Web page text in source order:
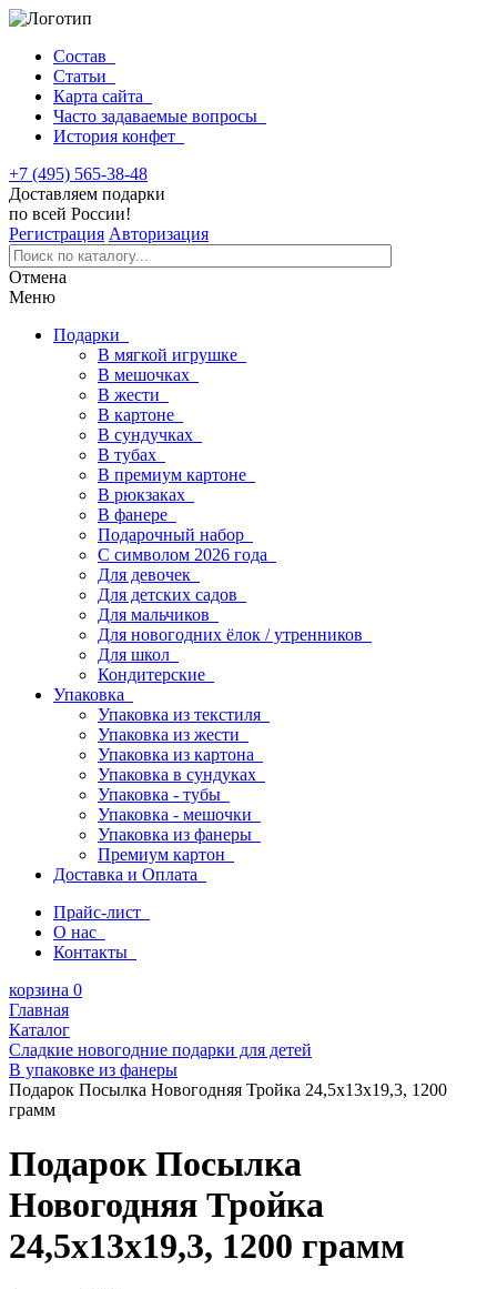
Состав
Статьи
Карта сайта
Часто задаваемые вопросы
История конфет
+7 (495) 565-38-48
Доставляем подарки
по всей России!
Регистрация Авторизация
Отмена
Меню
Подарки
В мягкой игрушке
В мешочках
В жести
В картоне
В сундучках
В тубах
В премиум картоне
В рюкзаках
В фанере
Подарочный набор
С символом 2026 года
Для девочек
Для детских садов
Для мальчиков
Для новогодних ёлок / утренников
Для школ
Кондитерские
Упаковка
Упаковка из текстиля
Упаковка из жести
Упаковка из картона
Упаковка в сундуках
Упаковка - тубы
Упаковка - мешочки
Упаковка из фанеры
Премиум картон
Доставка и Оплата
Прайс-лист
О нас
Контакты
корзина 0
Главная
Каталог
Сладкие новогодние подарки для детей
В упаковке из фанеры
Подарок Посылка Новогодняя Тройка 24,5x13x19,3, 1200
грамм
Подарок Посылка
Новогодняя Тройка
24,5x13x19,3, 1200 грамм